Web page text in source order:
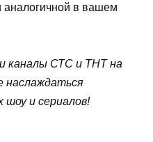
аналогичной в вашем
каналы СТС и ТНТ на
наслаждаться
шоу и сериалов!